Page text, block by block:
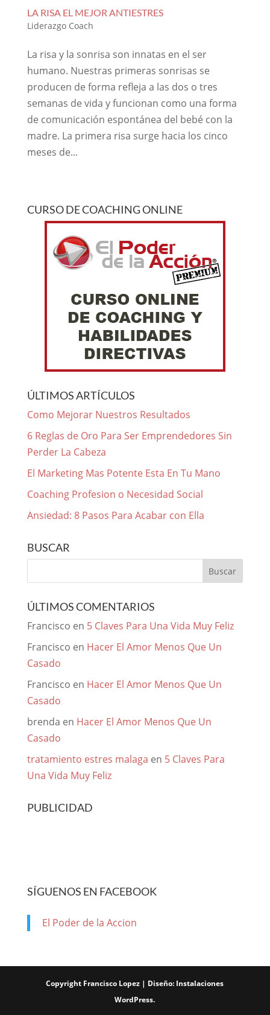
LA RISA EL MEJOR ANTIESTRES
Liderazgo Coach
La risa y la sonrisa son innatas en el ser
humano. Nuestras primeras sonrisas se
producen de forma refleja a las dos o tres
semanas de vida y funcionan como una forma
de comunicación espontánea del bebé con la
madre. La primera risa surge hacia los cinco
meses de...
CURSO DE COACHING ONLINE
ÚLTIMOS ARTÍCULOS
Como Mejorar Nuestros Resultados
6 Reglas de Oro Para Ser Emprendedores Sin
Perder La Cabeza
El Marketing Mas Potente Esta En Tu Mano
Coaching Profesion o Necesidad Social
Ansiedad: 8 Pasos Para Acabar con Ella
BUSCAR
ÚLTIMOS COMENTARIOS
Francisco en 5 Claves Para Una Vida Muy Feliz
Francisco en Hacer El Amor Menos Que Un
Casado
Francisco en Hacer El Amor Menos Que Un
Casado
brenda en Hacer El Amor Menos Que Un
Casado
tratamiento estres malaga en 5 Claves Para
Una Vida Muy Feliz
PUBLICIDAD
SÍGUENOS EN FACEBOOK
El Poder de la Accion
Copyright Francisco Lopez | Diseño: Instalaciones
WordPress.